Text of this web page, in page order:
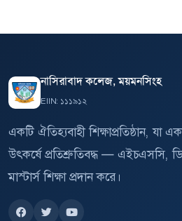
নাসিরাবাদ কলেজ, ময়মনসিংহ
EIIN: ১১১৯১২
একটি ঐতিহ্যবাহী শিক্ষাপ্রতিষ্ঠান, যা
উৎকর্ষে প্রতিশ্রুতিবদ্ধ — এইচএসসি,
মাস্টার্স শিক্ষা প্রদান করে।